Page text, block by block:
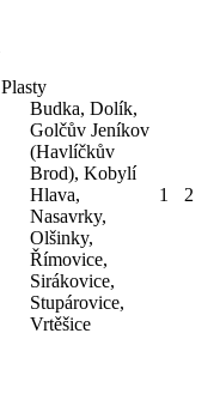
Plasty
Budka, Dolík,
Golčův Jeníkov
(Havlíčkův
Brod), Kobylí
Hlava,
Nasavrky,
Olšinky,
Římovice,
Sirákovice,
Stupárovice,
Vrtěšice
1 2